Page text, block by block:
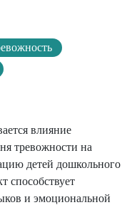
влияние
тревожности на
детей дошкольного
способствует
и эмоциональной